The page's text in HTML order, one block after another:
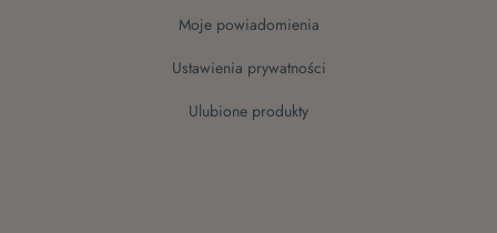
moje powiadomienia
ustawienia prywatności
ulubione produkty